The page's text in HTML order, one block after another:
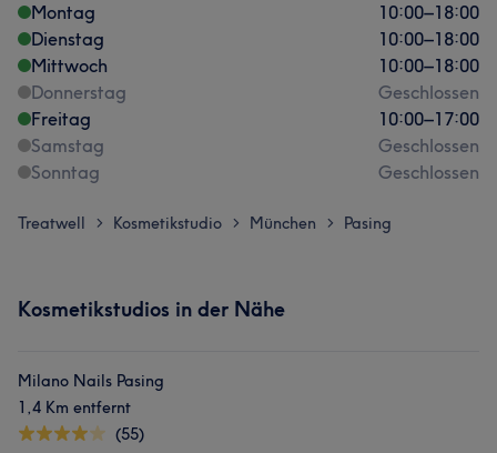
Montag
10:00–18:00
Dienstag
10:00–18:00
Mittwoch
10:00–18:00
Donnerstag
Geschlossen
Freitag
10:00–17:00
Samstag
Geschlossen
Sonntag
Geschlossen
Treatwell > Kosmetikstudio > München > Pasing
Kosmetikstudios in der Nähe
Milano Nails Pasing
1,4 Km entfernt
(55)